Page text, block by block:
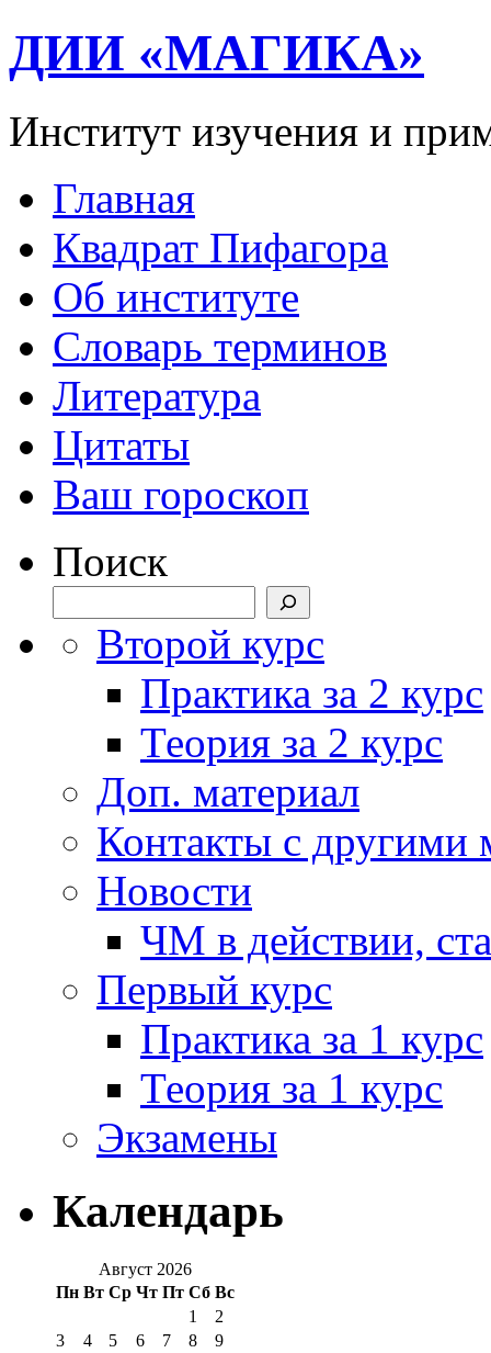
ДИИ «МАГИКА»
Институт изучения и
Главная
Квадрат Пифагора
Об институте
Словарь терминов
Литература
Цитаты
Ваш гороскоп
Поиск
Второй курс
Практика за 2 курс
Теория за 2 курс
Доп. материал
Контакты с другими
Новости
ЧМ в действии,
Первый курс
Практика за 1 курс
Теория за 1 курс
Экзамены
Календарь
Август 2026
Пн Вт Ср Чт Пт Сб Вс
1
2
3
4 5 6 7 8
9